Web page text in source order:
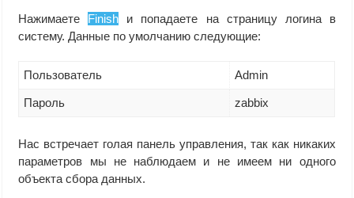
Нажимаете Finish
и попадаете на страницу логина в
систему. Данные по умолчанию следующие:
Пользователь Admin
Пароль zabbix
Нас встречает голая панель управления, так как никаких
параметров мы не наблюдаем и не имеем ни одного
объекта сбора данных.